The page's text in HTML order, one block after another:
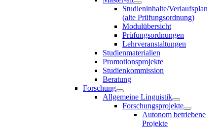
Studieninhalte/Verlaufsplan
(alte Prüfungsordnung)
Modulübersicht
Prüfungsordnungen
Lehrveranstaltungen
Studienmaterialien
Promotionsprojekte
Studienkommission
Beratung
Forschung
Allgemeine Linguistik
Forschungsprojekte
Autonom betriebene
Projekte